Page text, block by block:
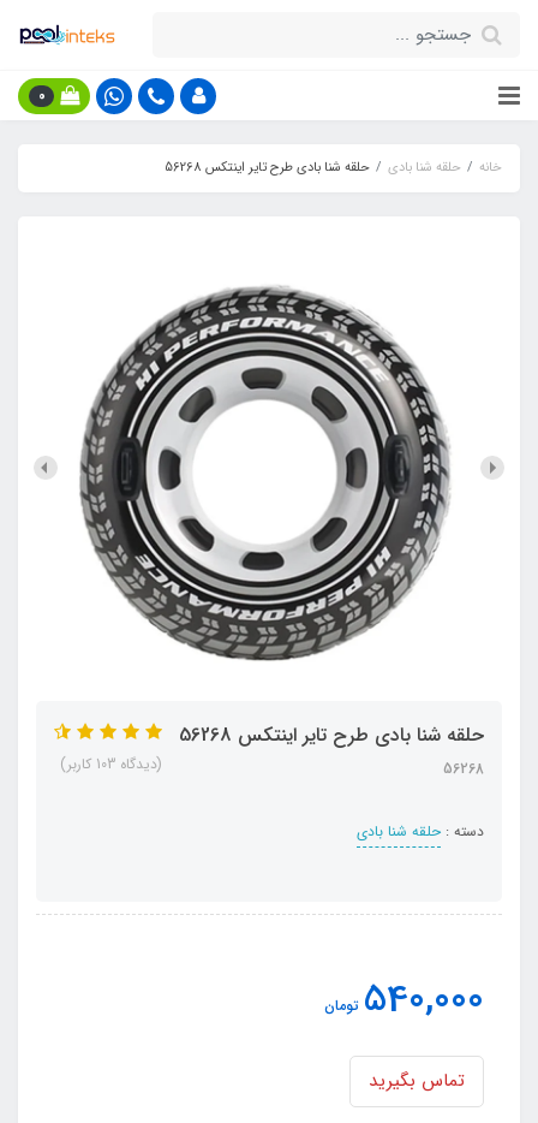
0
خانه حلقه شنا بادی حلقه شنا بادی طرح تایر اینتکس 56268
حلقه شنا بادی طرح تایر اینتکس 56268
56268
دسته : حلقه شنا بادی
(دیدگاه 103 کاربر)
540,000 تومان
تماس بگیرید